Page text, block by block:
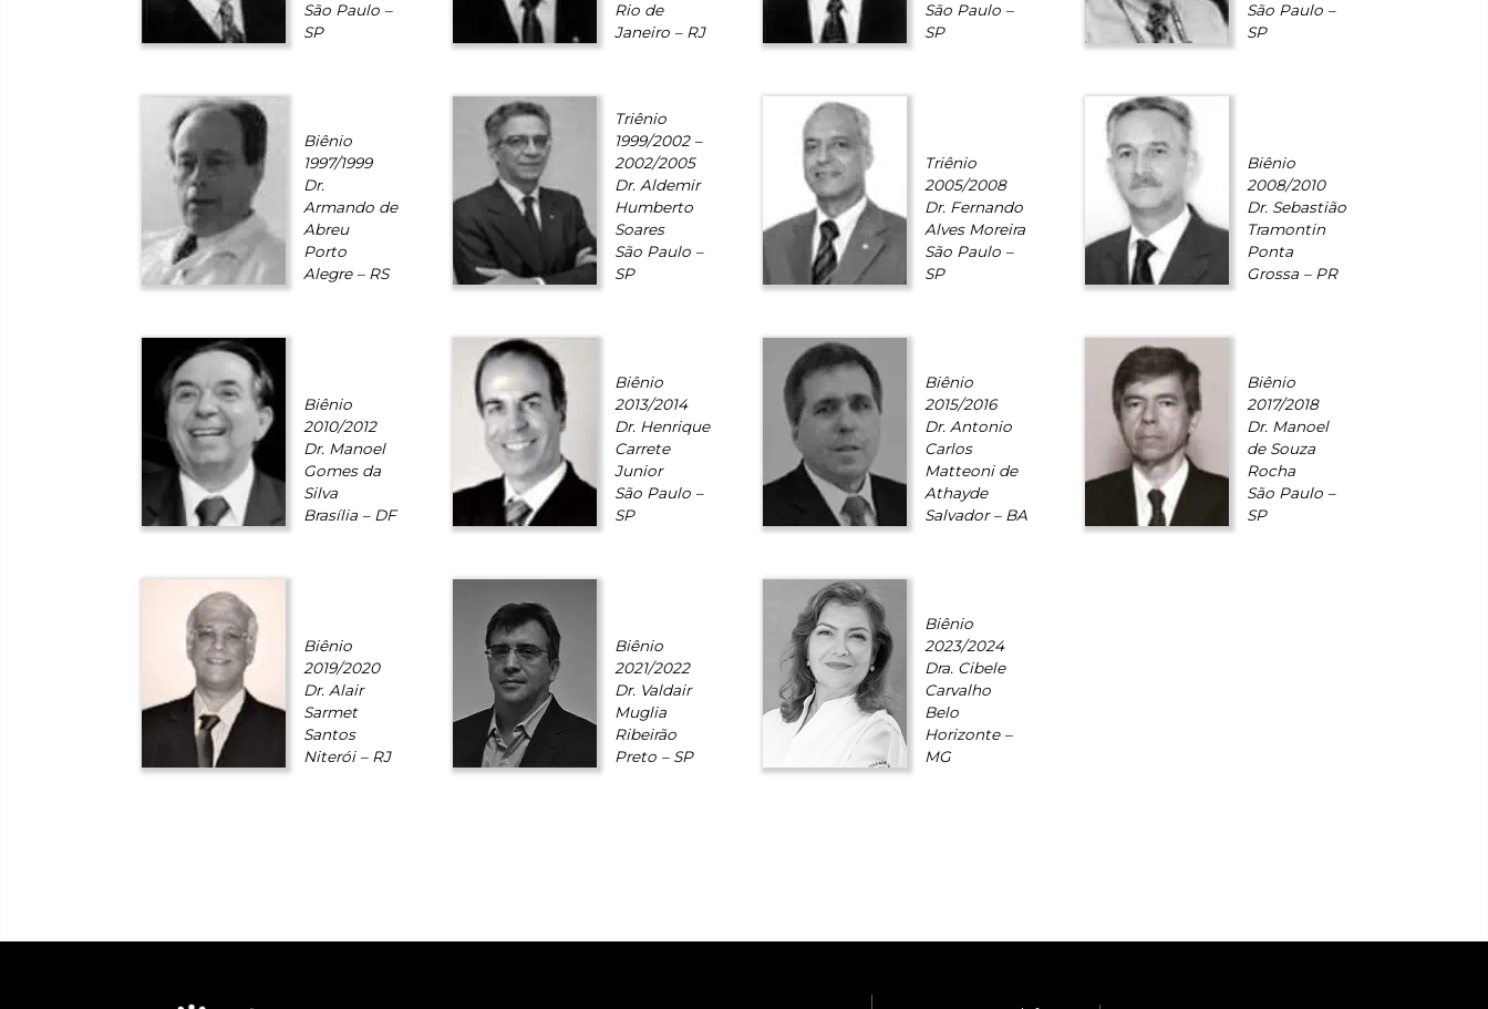
São Paulo –
SP
Rio de
Janeiro – RJ
São Paulo –
SP
São Paulo –
SP
Biênio
1997/1999
Dr.
Armando de
Abreu
Porto
Alegre – RS
Triênio
1999/2002 –
2002/2005
Dr. Aldemir
Humberto
Soares
São Paulo –
SP
Triênio
2005/2008
Dr. Fernando
Alves Moreira
São Paulo –
SP
Biênio
2008/2010
Dr. Sebastião
Tramontin
Ponta
Grossa – PR
Biênio
2010/2012
Dr. Manoel
Gomes da
Silva
Brasília – DF
Biênio
2013/2014
Dr. Henrique
Carrete
Junior
São Paulo –
SP
Biênio
2015/2016
Dr. Antonio
Carlos
Matteoni de
Athayde
Salvador – BA
Biênio
2017/2018
Dr. Manoel
de Souza
Rocha
São Paulo –
SP
Biênio
2019/2020
Dr. Alair
Sarmet
Santos
Niterói – RJ
Biênio
2021/2022
Dr. Valdair
Muglia
Ribeirão
Preto – SP
Biênio
2023/2024
Dra. Cibele
Carvalho
Belo
Horizonte –
MG